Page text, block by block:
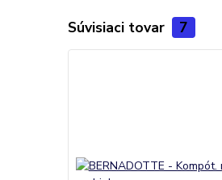
Súvisiaci tovar 7